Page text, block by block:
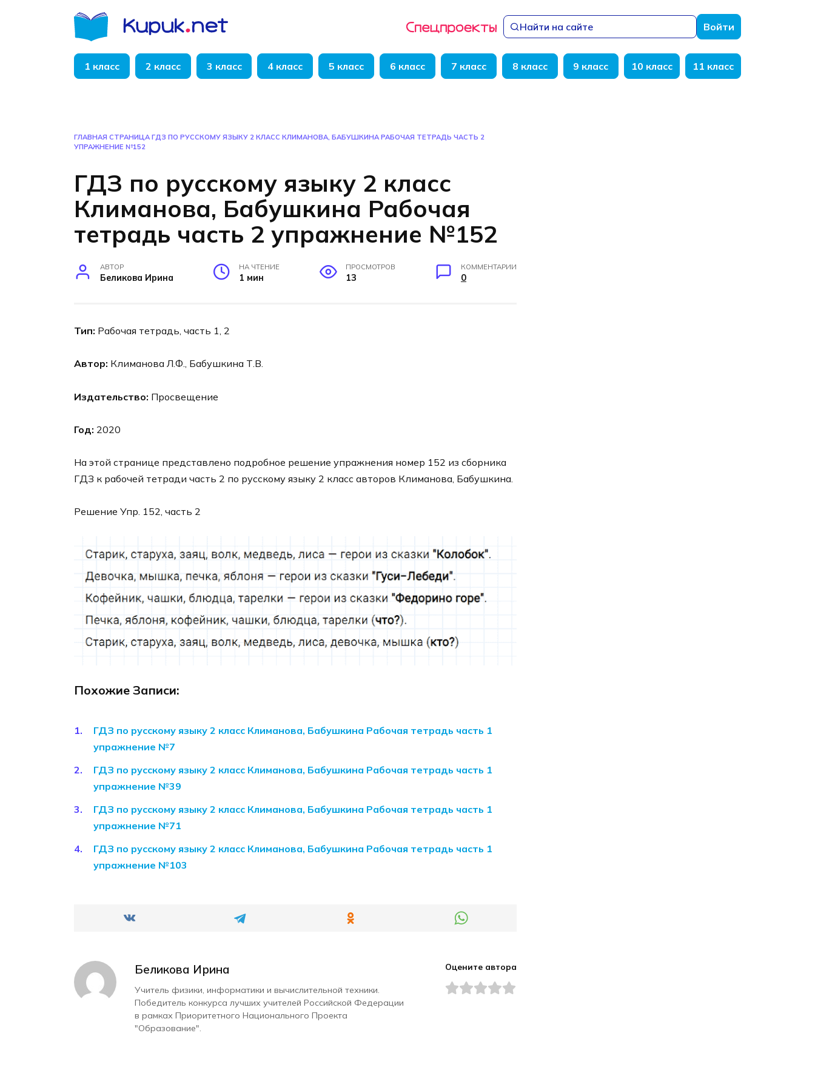
Найти на сайте Войти
1 класс 2 класс 3 класс 4 класс 5 класс 6 класс 7 класс 8 класс 9 класс 10 класс 11 класс
ГЛАВНАЯ СТРАНИЦА ГДЗ ПО РУССКОМУ ЯЗЫКУ 2 КЛАСС КЛИМАНОВА, БАБУШКИНА РАБОЧАЯ ТЕТРАДЬ ЧАСТЬ 2
УПРАЖНЕНИЕ №152
ГДЗ по русскому языку 2 класс
Климанова, Бабушкина Рабочая
тетрадь часть 2 упражнение №152
АВТОР
Беликова Ирина
НА ЧТЕНИЕ
1 мин
ПРОСМОТРОВ
13
КОММЕНТАРИИ
0
Тип: Рабочая тетрадь, часть 1, 2
Автор: Климанова Л.Ф., Бабушкина Т.В.
Издательство: Просвещение
Год: 2020
На этой странице представлено подробное решение упражнения номер 152 из сборника
ГДЗ к рабочей тетради часть 2 по русскому языку 2 класс авторов Климанова, Бабушкина.
Решение Упр. 152, часть 2
Похожие Записи:
ГДЗ по русскому языку 2 класс Климанова, Бабушкина Рабочая тетрадь часть 1
упражнение №7
ГДЗ по русскому языку 2 класс Климанова, Бабушкина Рабочая тетрадь часть 1
упражнение №39
ГДЗ по русскому языку 2 класс Климанова, Бабушкина Рабочая тетрадь часть 1
упражнение №71
ГДЗ по русскому языку 2 класс Климанова, Бабушкина Рабочая тетрадь часть 1
упражнение №103
Беликова Ирина
Учитель физики, информатики и вычислительной техники.
Победитель конкурса лучших учителей Российской Федерации
в рамках Приоритетного Национального Проекта
"Образование".
Оцените автора